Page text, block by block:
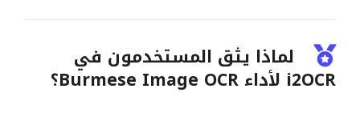
لماذا يثق المستخدمون في
i2OCR لأداء Burmese Image OCR؟